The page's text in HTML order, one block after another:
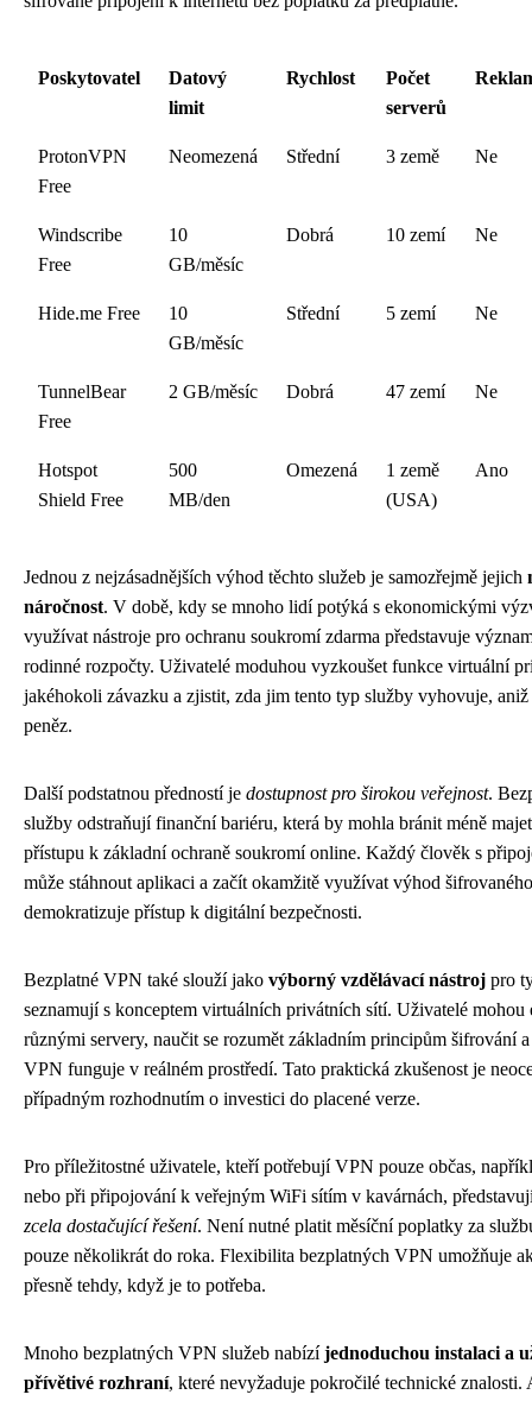
Poskytovatel
Datový
limit
Rychlost
Počet
serverů
ProtonVPN
Free
Neomezená Střední 3 země Ne
Windscribe
Free
10
GB/měsíc
Dobrá 10 zemí Ne
Hide.me Free
10
GB/měsíc
Střední 5 zemí Ne
TunnelBear
Free
2 GB/měsíc Dobrá 47 zemí Ne
Hotspot
Shield Free
500
MB/den
Omezená
1 země
(USA)
Ano
Jednou z nejzásadnějších výhod těchto služeb je samozřejmě jejich
náročnost. V době, kdy se mnoho lidí potýká s ekonomickými
využívat nástroje pro ochranu soukromí zdarma představuje
rodinné rozpočty. Uživatelé moduhou vyzkoušet funkce virtuální
jakéhokoli závazku a zjistit, zda jim tento typ služby vyhovuje,
peněz.
Další podstatnou předností je dostupnost pro širokou veřejnost.
služby odstraňují finanční bariéru, která by mohla bránit méně
přístupu k základní ochraně soukromí online. Každý člověk s
může stáhnout aplikaci a začít okamžitě využívat výhod
demokratizuje přístup k digitální bezpečnosti.
Bezplatné VPN také slouží jako výborný vzdělávací nástroj pro
seznamují s konceptem virtuálních privátních sítí. Uživatelé mohou
různými servery, naučit se rozumět základním principům šifrování
VPN funguje v reálném prostředí. Tato praktická zkušenost je
případným rozhodnutím o investici do placené verze.
Pro příležitostné uživatele, kteří potřebují VPN pouze občas,
nebo při připojování k veřejným WiFi sítím v kavárnách,
zcela dostačující řešení. Není nutné platit měsíční poplatky za
pouze několikrát do roka. Flexibilita bezplatných VPN umožňuje
přesně tehdy, když je to potřeba.
Mnoho bezplatných VPN služeb nabízíjednoduchou instalaci a
přívětivé rozhraní, které nevyžaduje pokročilé technické znalosti.